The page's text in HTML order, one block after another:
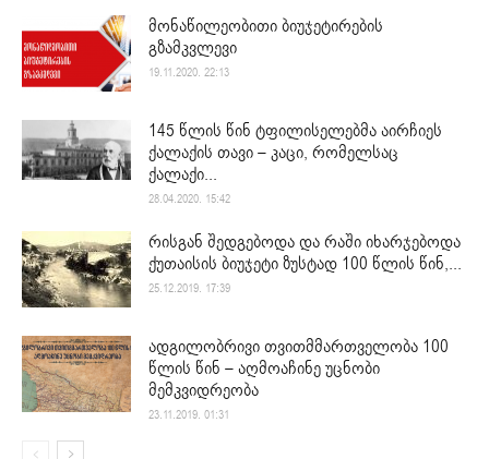
მონაწილეობითი ბიუჯეტირების
გზამკვლევი
19.11.2020. 22:13
145 წლის წინ ტფილისელებმა აირჩიეს
ქალაქის თავი – კაცი, რომელსაც
ქალაქი...
28.04.2020. 15:42
რისგან შედგებოდა და რაში იხარჯებოდა
ქუთაისის ბიუჯეტი ზუსტად 100 წლის წინ,...
25.12.2019. 17:39
ადგილობრივი თვითმმართველობა 100
წლის წინ – აღმოაჩინე უცნობი
მემკვიდრეობა
23.11.2019. 01:31